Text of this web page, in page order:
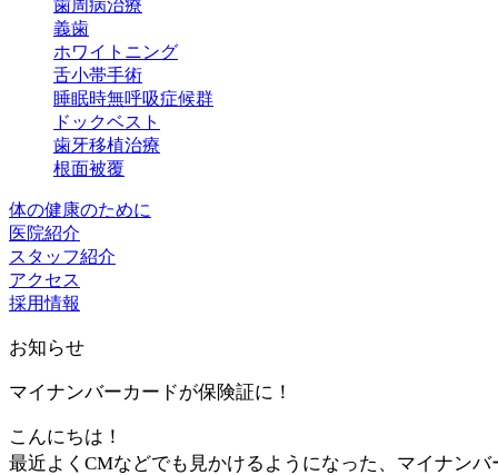
歯周病治療
義歯
ホワイトニング
舌小帯手術
睡眠時無呼吸症候群
ドックベスト
歯牙移植治療
根面被覆
体の健康のために
医院紹介
スタッフ紹介
アクセス
採用情報
お知らせ
マイナンバーカードが保険証に！
こんにちは！
最近よくCMなどでも見かけるようになった、マイナンバ